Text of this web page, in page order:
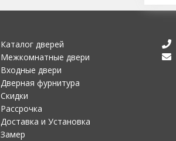
Каталог дверей
Межкомнатные двери
Входные двери
Дверная фурнитура
Скидки
Рассрочка
Доставка и Установка
Замер